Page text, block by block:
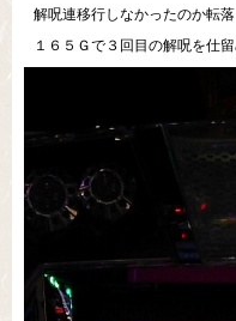
解呪連移行しなかったのか転
１６５Ｇで３回目の解呪を仕留